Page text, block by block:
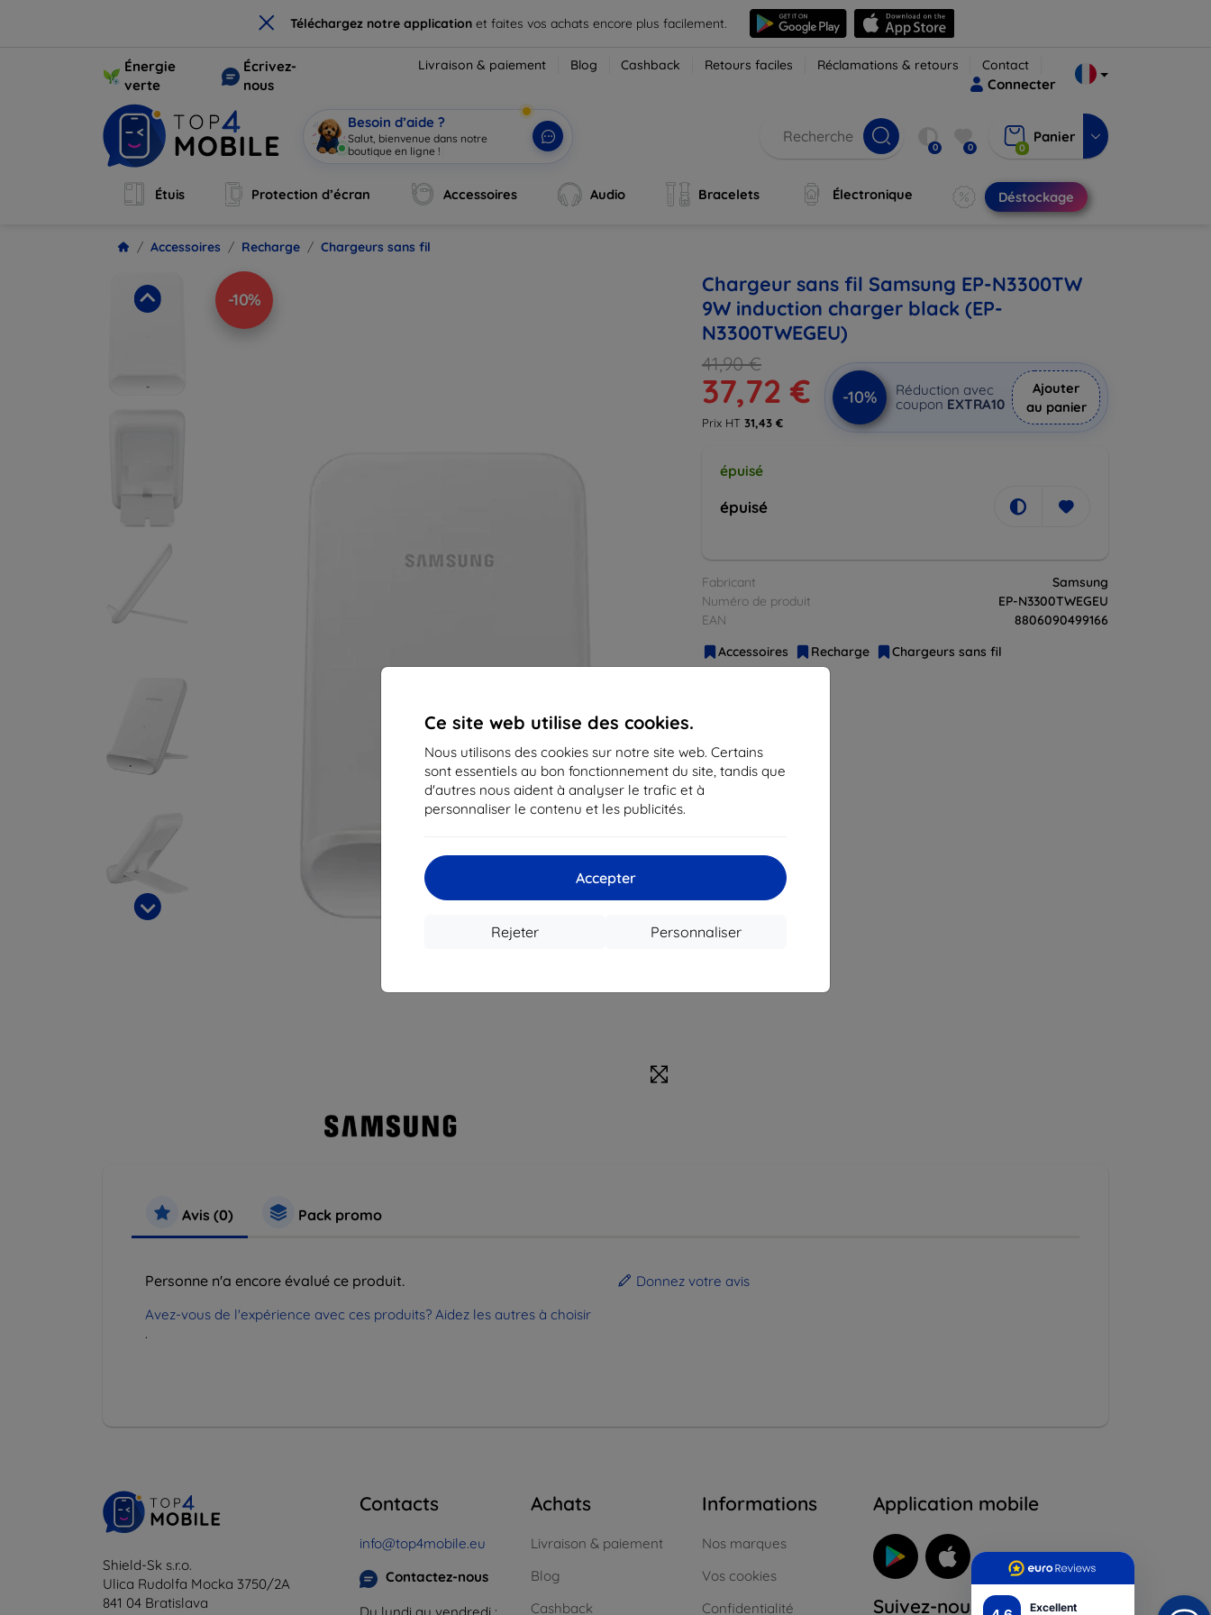
× Téléchargez notre application et faites vos achats encore plus facilement.
Excellent
Ce site web utilise des cookies.
Nous utilisons des cookies sur notre site web. Certains
sont essentiels au bon fonctionnement du site, tandis que
d'autres nous aident à analyser le trafic et à
personnaliser le contenu et les publicités.
Accepter
Personnaliser
Rejeter
Énergie
verte
Écrivez-
nous
Livraison & paiement Blog Cashback Retours faciles Réclamations & retours Contact
Connecter
Besoin d’aide ?
Salut, bienvenue dans notre
boutique en ligne !
0 0 0
Panier
Étuis Protection d’écran Accessoires Audio Bracelets Électronique Déstockage
Accessoires Recharge Chargeurs sans fil
-10%
Chargeur sans fil Samsung EP-N3300TW
9W induction charger black (EP-
N3300TWEGEU)
41,90 €
37,72 €
Prix HT 31,43 €
-10%
Réduction avec
coupon EXTRA10
Ajouter
au panier
épuisé
épuisé
Fabricant
Samsung
Numéro de produit
EP-N3300TWEGEU
EAN
8806090499166
Accessoires
Recharge Chargeurs sans fil
Avis (0) Pack promo
Personne n'a encore évalué ce produit.
Avez-vous de l'expérience avec ces produits? Aidez les autres à choisir
.
Donnez votre avis
Shield-Sk s.r.o.
Ulica Rudolfa Mocka 3750/2A
841 04 Bratislava
Contacts
info@top4mobile.eu
Contactez-nous
Du lundi au vendredi :
Achats
Livraison & paiement
Blog
Cashback
Informations
Nos marques
Vos cookies
Confidentialité
Application mobile
Suivez-nous